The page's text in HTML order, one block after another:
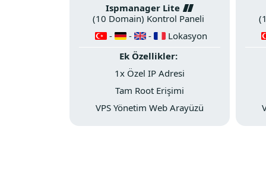
Ispmanager Lite
(10 Domain) Kontrol Paneli
-
- -
Lokasyon
Ek Özellikler:
1x Özel IP Adresi
Tam Root Erişimi
VPS Yönetim Web Arayüzü